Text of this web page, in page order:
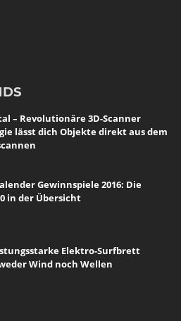
– Revolutionäre 3D-Scanner
lässt dich Objekte direkt aus dem
Gewinnspiele 2016: Die
in der Übersicht
Elektro-Surfbrett
Wind noch Wellen